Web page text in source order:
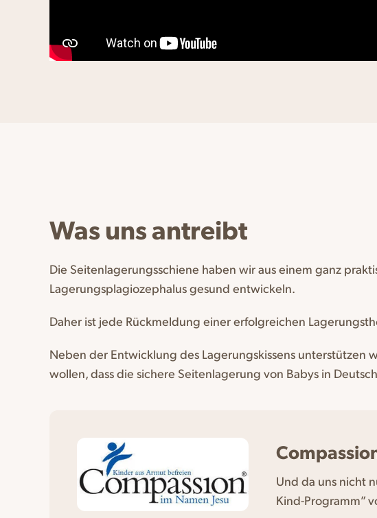
Was uns antreibt
Die Seitenlagerungsschiene haben wir aus einem ganz
Lagerungsplagiozephalus gesund entwickeln.
Daher ist jede Rückmeldung einer erfolgreichen
Neben der Entwicklung des Lagerungskissens unterstützen
wollen, dass die sichere Seitenlagerung von Babys in
Und da uns nicht
Kind-Programm”